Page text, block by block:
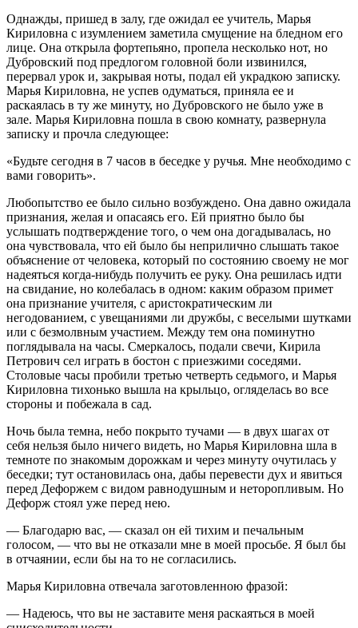
Однажды, пришед в залу, где ожидал ее учитель, Марья
Кириловна с изумлением заметила смущение на бледном его
лице. Она открыла фортепьяно, пропела несколько нот, но
Дубровский под предлогом головной боли извинился,
перервал урок и, закрывая ноты, подал ей украдкою записку.
Марья Кириловна, не успев одуматься, приняла ее и
раскаялась в ту же минуту, но Дубровского не было уже в
зале. Марья Кириловна пошла в свою комнату, развернула
записку и прочла следующее:
«Будьте сегодня в 7 часов в беседке у ручья. Мне необходимо с
вами говорить».
Любопытство ее было сильно возбуждено. Она давно ожидала
признания, желая и опасаясь его. Ей приятно было бы
услышать подтверждение того, о чем она догадывалась, но
она чувствовала, что ей было бы неприлично слышать такое
объяснение от человека, который по состоянию своему не мог
надеяться когда-нибудь получить ее руку. Она решилась идти
на свидание, но колебалась в одном: каким образом примет
она признание учителя, с аристократическим ли
негодованием, с увещаниями ли дружбы, с веселыми шутками
или с безмолвным участием. Между тем она поминутно
поглядывала на часы. Смеркалось, подали свечи, Кирила
Петрович сел играть в бостон с приезжими соседями.
Столовые часы пробили третью четверть седьмого, и Марья
Кириловна тихонько вышла на крыльцо, огляделась во все
стороны и побежала в сад.
Ночь была темна, небо покрыто тучами — в двух шагах от
себя нельзя было ничего видеть, но Марья Кириловна шла в
темноте по знакомым дорожкам и через минуту очутилась у
беседки; тут остановилась она, дабы перевести дух и явиться
перед Дефоржем с видом равнодушным и неторопливым. Но
Дефорж стоял уже перед нею.
— Благодарю вас, — сказал он ей тихим и печальным
голосом, — что вы не отказали мне в моей просьбе. Я был бы
в отчаянии, если бы на то не согласились.
Марья Кириловна отвечала заготовленною фразой:
— Надеюсь, что вы не заставите меня раскаяться в моей